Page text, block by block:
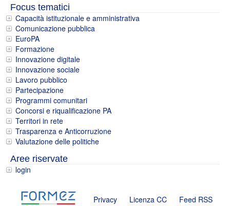
Focus tematici
Capacità istituzionale e amministrativa
Comunicazione pubblica
EuroPA
Formazione
Innovazione digitale
Innovazione sociale
Lavoro pubblico
Partecipazione
Programmi comunitari
Concorsi e riqualificazione PA
Territori in rete
Trasparenza e Anticorruzione
Valutazione delle politiche
Aree riservate
login
Privacy Licenza CC Feed RSS